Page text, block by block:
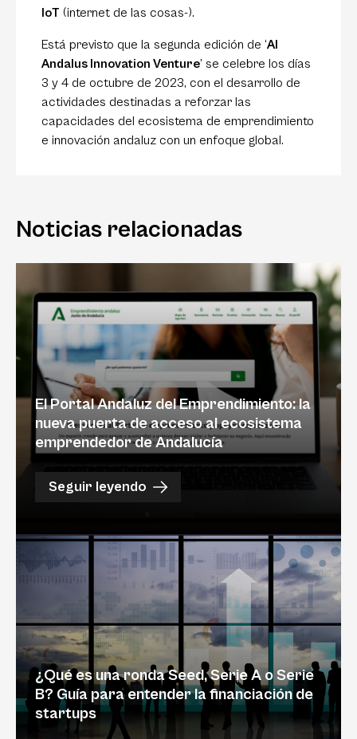
IoT (internet de las cosas-).
Está previsto que la segunda edición de ‘Al
Andalus Innovation Venture’ se celebre los días
3 y 4 de octubre de 2023, con el desarrollo de
actividades destinadas a reforzar las
capacidades del ecosistema de emprendimiento
e innovación andaluz con un enfoque global.
Noticias relacionadas
El Portal Andaluz del Emprendimiento: la
nueva puerta de acceso al ecosistema
emprendedor de Andalucía
Seguir leyendo
¿Qué es una ronda Seed, Serie A o Serie
B? Guía para entender la financiación de
startups